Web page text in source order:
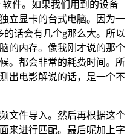
件。如果我们用到的设备
立显卡的台式电脑。因为一
话会有几个g那么大。所以
的内存。像我刚才说的那个
。都会非常的耗费时间。所
出电影解说的话，是一个不
文件导入。然后再根据这个
来进行匹配。最后呢加上字